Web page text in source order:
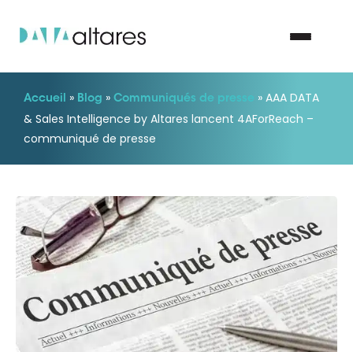
Nous contacter
Nos solutions
Nos data
Notre groupe
Accueil » Blog » Communiqués de presse » AAA DATA
& Sales Intelligence by Altares lancent 4AForReach –
communiqué de presse